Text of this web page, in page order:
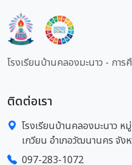
โรงเรียนบ้านคลองมะนาว - กา
ติดต่อเรา
โรงเรียนบ้านคลองมะนาว
เกวียน อำเภอวัฒนานคร จัง
097-283-1072